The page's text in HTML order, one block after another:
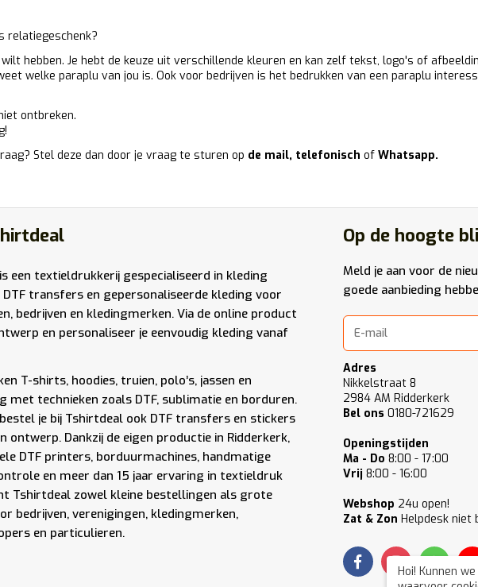
relatiegeschenk?
hebben. Je hebt de keuze uit verschillende kleuren en kan zelf tekst, logo's of
welke paraplu van jou is. Ook voor bedrijven is het bedrukken van een paraplu
ontbreken.
Stel deze dan door je vraag te sturen op de mail, telefonisch of Whatsapp.
een textieldrukkerij gespecialiseerd in kleding
DTF transfers en gepersonaliseerde kleding voor
bedrijven en kledingmerken. Via de online product
en personaliseer je eenvoudig kleding vanaf
T-shirts, hoodies, truien, polo’s, jassen en
met technieken zoals DTF, sublimatie en borduren.
je bij Tshirtdeal ook DTF transfers en stickers
ontwerp. Dankzij de eigen productie in Ridderkerk,
DTF printers, borduurmachines, handmatige
en meer dan 15 jaar ervaring in textieldruk
Tshirtdeal zowel kleine bestellingen als grote
bedrijven, verenigingen, kledingmerken,
en particulieren.
Op de hoogte
Meld je aan voor de
goede aanbieding
Adres
Nikkelstraat 8
2984 AM Ridderkerk
Bel ons 0180-721629
Openingstijden
Ma - Do 8:00 - 17:00
Vrij 8:00 - 16:00
Webshop 24u open!
Zat & Zon Helpdesk niet
Hoi! Kunnen